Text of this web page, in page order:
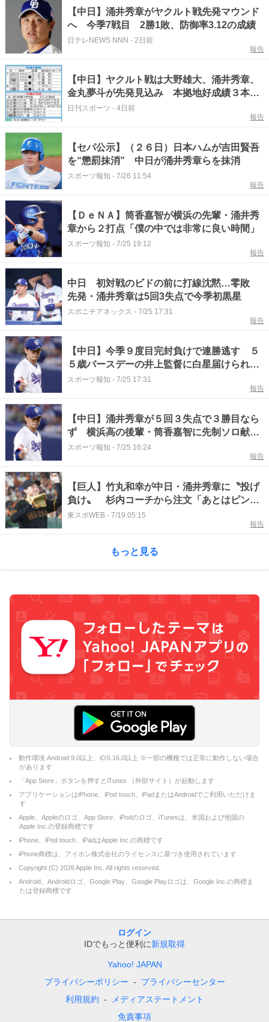
【中日】涌井秀章がヤクルト戦先発マウンド
へ 今季7戦目 2勝1敗、防御率3.12の成績
日テレNEWS NNN - 2日前
報告
【中日】ヤクルト戦は大野雄大、涌井秀章、
金丸夢斗が先発見込み 本拠地好成績３本柱
で３連勝へ
日刊スポーツ - 4日前
報告
【セパ公示】（２６日）日本ハムが吉田賢吾
を“懲罰抹消” 中日が涌井秀章らを抹消
スポーツ報知 - 7/26 11:54
報告
【ＤｅＮＡ】筒香嘉智が横浜の先輩・涌井秀
章から２打点「僕の中では非常に良い時間」
スポーツ報知 - 7/25 19:12
報告
中日 初対戦のビドの前に打線沈黙…零敗
先発・涌井秀章は5回3失点で今季初黒星
スポニチアネックス - 7/25 17:31
報告
【中日】今季９度目完封負けで連勝逃す ５
５歳バースデーの井上監督に白星届けられ
ず 涌井秀章は５回３失点で今季初黒星
スポーツ報知 - 7/25 17:31
報告
【中日】涌井秀章が５回３失点で３勝目なら
ず 横浜高の後輩・筒香嘉智に先制ソロ献
上 自身４連敗中のＤｅＮＡ戦で３点リード
スポーツ報知 - 7/25 16:24
報告
【巨人】竹丸和幸が中日・涌井秀章に〝投げ
負け〟 杉内コーチから注文「あとはピンチ
の時に…」
東スポWEB - 7/19 05:15
報告
もっと見る
動作環境 Android 9.0以上、iOS 16.0以上 ※一部の機種では正常に動作しない場合
があります
「App Store」ボタンを押すとiTunes （外部サイト）が起動します
アプリケーションはiPhone、iPod touch、iPadまたはAndroidでご利用いただけま
す
Apple、Appleのロゴ、App Store、iPodのロゴ、iTunesは、米国および他国の
Apple Inc.の登録商標です
iPhone、iPod touch、iPadはApple Inc.の商標です
iPhone商標は、アイホン株式会社のライセンスに基づき使用されています
Copyright (C) 2026Apple Inc. All rights reserved.
Android、Androidロゴ、Google Play、Google Playロゴは、Google Inc.の商標ま
たは登録商標です
ログイン
IDでもっと便利に新規取得
Yahoo! JAPAN
プライバシーポリシー
プライバシーセンター
利用規約
メディアステートメント
免責事項